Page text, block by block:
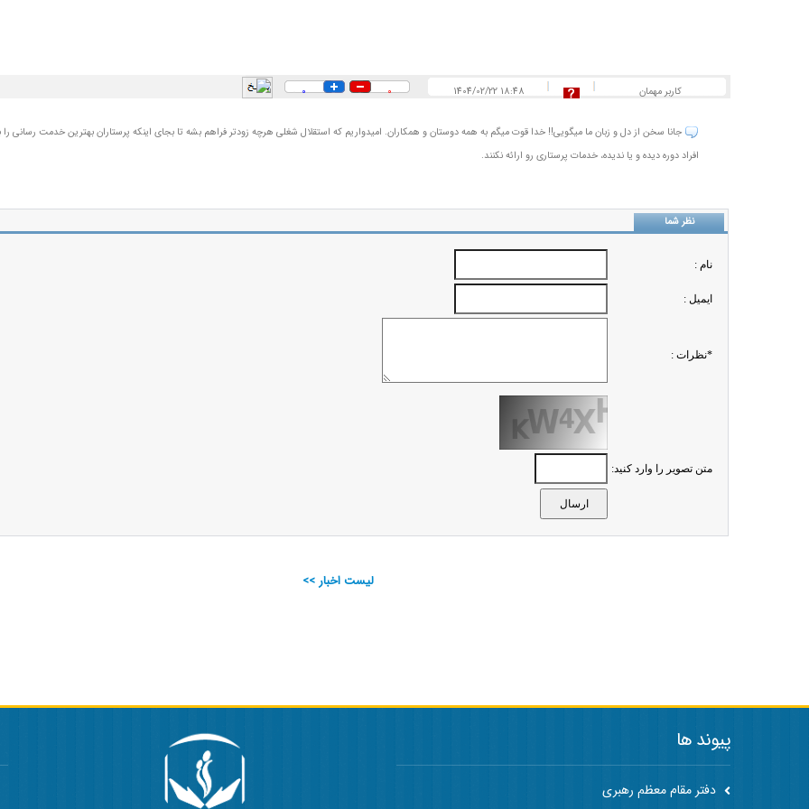
کاربر مهمان 1404/02/22 18:48
0
0
جانا سخن از دل و زبان ما میگویی!! خدا قوت میگم به همه دوستان و همکاران. امیدواریم که استقلال شغلی هرچه زودتر فراهم بشه تا بجای اینکه پرستاران بهترین خدمت رسانی را
افراد دوره دیده و یا ندیده، خدمات پرستاری رو ارائه نکنند.
نظر شما
نام :
ايميل :
*نظرات :
متن تصویر را وارد کنید:
لیست اخبار >>
پیوند ها
دفتر مقام معظم رهبری